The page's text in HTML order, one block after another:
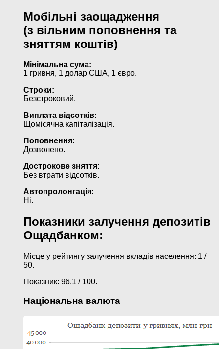
Мобільні заощадження
(з вільним поповнення та
зняттям коштів)
Мінімальна сума:
1 гривня, 1 долар США, 1 євро.
Строки:
Безстроковий.
Виплата відсотків:
Щомісячна капіталізація.
Поповнення:
Дозволено.
Дострокове зняття:
Без втрати відсотків.
Автопролонгація:
Ні.
Показники залучення депозитів
Ощадбанком:
Місце у рейтингу залучення вкладів населення: 1 /
50.
Показник: 96.1 / 100.
Національна валюта